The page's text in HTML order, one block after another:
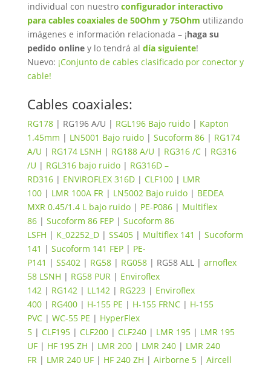
individual con nuestroconfigurador interactivo
para cables coaxiales de 50Ohm y 75Ohm utilizando
imágenes e información relacionada – ¡haga su
pedido onliney lo tendrá al día siguiente!
Nuevo: ¡Conjunto de cables clasificado por conector y
cable!
Cables coaxiales:
RG178| RG196 A/U | RGL196 Bajo ruido| Kapton
1.45mm | LN5001 Bajo ruido| Sucoform 86| RG174
A/U | RG174 LSNH | RG188 A/U | RG316 /C| RG316
/U | RGL316 bajo ruido| RG316D –
RD316| ENVIROFLEX 316D| CLF100| LMR
100| LMR 100A FR| LN5002 Bajo ruido| BEDEA
MXR 0.45/1.4 L bajo ruido| PE-P086| Multiflex
86| Sucoform 86 FEP| Sucoform 86
LSFH | K_02252_D| SS405| Multiflex 141 | Sucoform
141 | Sucoform 141 FEP| PE-
P141 | SS402| RG58| RG058| RG58 ALL | arnoflex
58 LSNH | RG58 PUR| Enviroflex
142| RG142| LL142| RG223| Enviroflex
400| RG400| H-155 PE | H-155 FRNC| H-155
PVC| WC-55 PE | HyperFlex
5| CLF195| CLF200| CLF240| LMR 195| LMR 195
UF| HF 195 ZH | LMR 200| LMR 240| LMR 240
FR| LMR 240 UF| HF 240 ZH | Airborne 5| Aircell